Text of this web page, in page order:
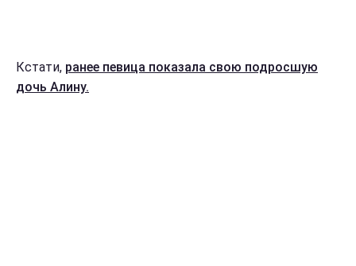
Кстати, ранее певица показала свою подросшую
дочь Алину.